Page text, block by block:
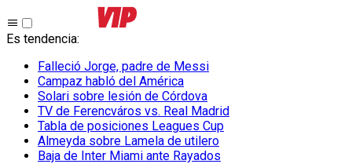
Es tendencia:
Falleció Jorge, padre de Messi
Campaz habló del América
Solari sobre lesión de Córdova
TV de Ferencváros vs. Real Madrid
Tabla de posiciones Leagues Cup
Almeyda sobre Lamela de utilero
Baja de Inter Miami ante Rayados